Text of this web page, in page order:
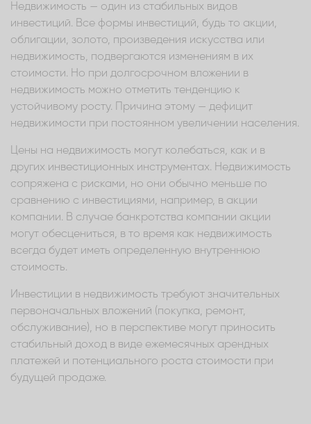
Недвижимость — один из стабильных видов
инвестиций. Все формы инвестиций, будь то акции,
облигации, золото, произведения искусства или
недвижимость, подвергаются изменениям в их
стоимости. Но при долгосрочном вложении в
недвижимость можно отметить тенденцию к
устойчивому росту. Причина этому — дефицит
недвижимости при постоянном увеличении населения.
Цены на недвижимость могут колебаться, как и в
других инвестиционных инструментах. Недвижимость
сопряжена с рисками, но они обычно меньше по
сравнению с инвестициями, например, в акции
компании. В случае банкротства компании акции
могут обесцениться, в то время как недвижимость
всегда будет иметь определенную внутреннюю
стоимость.
Инвестиции в недвижимость требуют значительных
первоначальных вложений (покупка, ремонт,
обслуживание), но в перспективе могут приносить
стабильный доход в виде ежемесячных арендных
платежей и потенциального роста стоимости при
будущей продаже.